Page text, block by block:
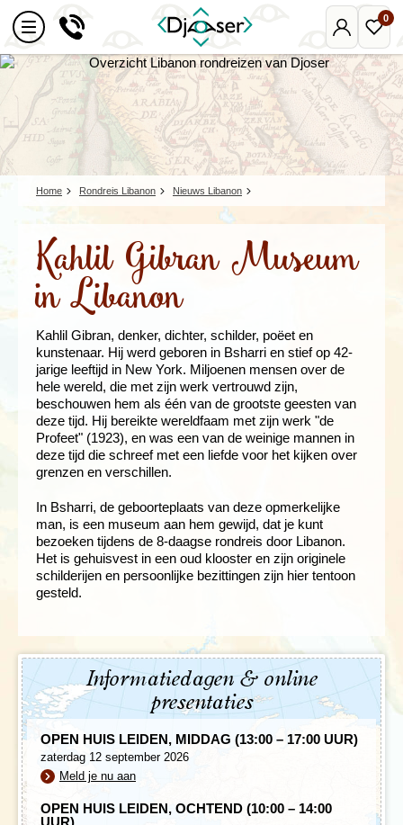
Mijn
Djoser
0
Home Rondreis Libanon Nieuws Libanon
Kahlil Gibran Museum
in Libanon
Kahlil Gibran, denker, dichter, schilder, poëet en
kunstenaar. Hij werd geboren in Bsharri en stief op 42-
jarige leeftijd in New York. Miljoenen mensen over de
hele wereld, die met zijn werk vertrouwd zijn,
beschouwen hem als één van de grootste geesten van
deze tijd. Hij bereikte wereldfaam met zijn werk "de
Profeet" (1923), en was een van de weinige mannen in
deze tijd die schreef met een liefde voor het kijken over
grenzen en verschillen.
In Bsharri, de geboorteplaats van deze opmerkelijke
man, is een museum aan hem gewijd, dat je kunt
bezoeken tijdens de 8-daagse rondreis door Libanon.
Het is gehuisvest in een oud klooster en zijn originele
schilderijen en persoonlijke bezittingen zijn hier tentoon
gesteld.
Informatiedagen & online
presentaties
OPEN HUIS LEIDEN, MIDDAG (13:00 – 17:00 UUR)
zaterdag 12 september 2026
Meld je nu aan
OPEN HUIS LEIDEN, OCHTEND (10:00 – 14:00
UUR)